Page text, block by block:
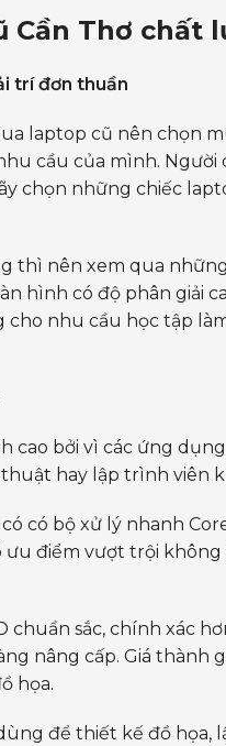
Cần Thơ chất
trí đơn thuần
laptop cũ nên chọn
cầu của mình.
chọn những chiếc
thì nên xem qua
hình có độ phân giải
cho nhu cầu học tập
cao bởi vì các ứng
hay lập trình viên
có có bộ xử lý nhanh
ưu điểm vượt trội
sắc, chính xác
nâng cấp. Giá thành
họa.
để thiết kế đồ họa,